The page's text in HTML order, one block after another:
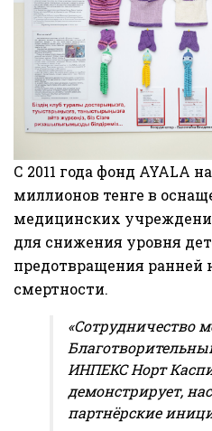
С 2011 года фонд AYALA
миллионов тенге в
медицинских
для снижения уровня
предотвращения ранней
смертности.
«Сотрудничество
ИНПЕКС Норт
демонстрирует,
партнёрские